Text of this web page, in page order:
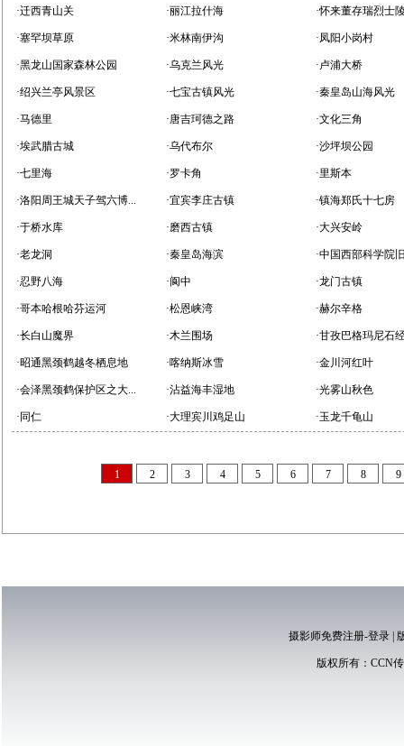
·迁西青山关 ·丽江拉什海 ·怀来董存瑞烈士
·塞罕坝草原 ·米林南伊沟 ·凤阳小岗村
·黑龙山国家森林公园 ·乌克兰风光 ·卢浦大桥
·绍兴兰亭风景区 ·七宝古镇风光 ·秦皇岛山海风光
·马德里 ·唐吉珂德之路 ·文化三角
·埃武腊古城 ·乌代布尔 ·沙坪坝公园
·七里海 ·罗卡角 ·里斯本
·洛阳周王城天子驾六博... ·宜宾李庄古镇 ·镇海郑氏十七房
·于桥水库 ·磨西古镇 ·大兴安岭
·老龙洞 ·秦皇岛海滨 ·中国西部科学院
·忍野八海 ·阆中 ·龙门古镇
·哥本哈根哈芬运河 ·松恩峡湾 ·赫尔辛格
·长白山魔界 ·木兰围场 ·甘孜巴格玛尼石
·昭通黑颈鹤越冬栖息地 ·喀纳斯冰雪 ·金川河红叶
·会泽黑颈鹤保护区之大... ·沾益海丰湿地 ·光雾山秋色
·同仁 ·大理宾川鸡足山 ·玉龙千龟山
1 2 3 4 5 6 7 8 9
摄影师免费注册-登录|
版权所有： CCN